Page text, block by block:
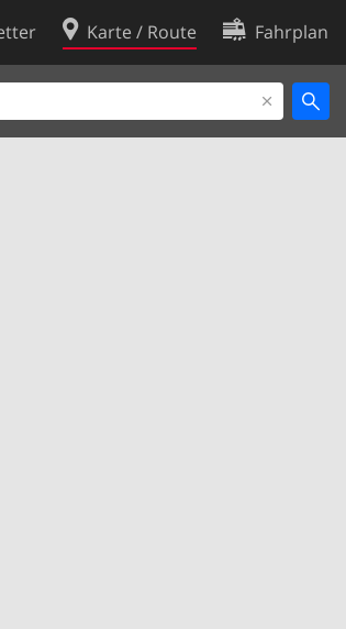
Karte / Route Fahrplan
Cookie-
Cookie-